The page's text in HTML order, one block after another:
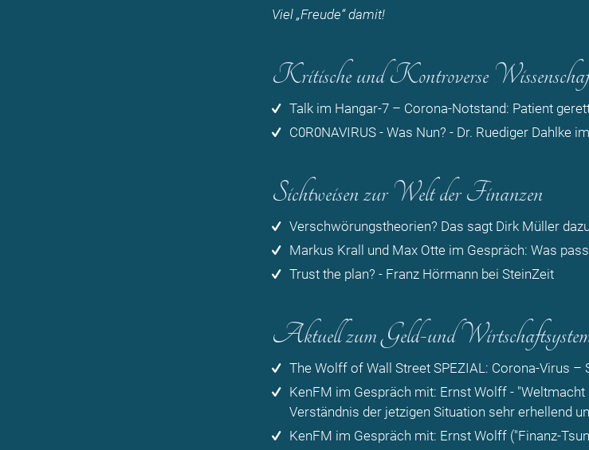
Viel „Freude“ damit!
Kritische und Kontroverse
Talk im Hangar-7 – Corona-Notstand: Patient
C0R0NAVIRUS - Was Nun? - Dr. Ruediger Dahlke
Sichtweisen zur Welt der Finanzen
Verschwörungstheorien? Das sagt Dirk Müller dazu
Markus Krall und Max Otte im Gespräch: Was
Trust the plan? - Franz Hörmann bei SteinZeit
Aktuell zum Geld-und
The Wolff of Wall Street SPEZIAL: Corona-Virus
KenFM im Gespräch mit: Ernst Wolff - "Weltmacht
Verständnis der jetzigen Situation sehr erhellend
KenFM im Gespräch mit: Ernst Wolff ("Finanz-